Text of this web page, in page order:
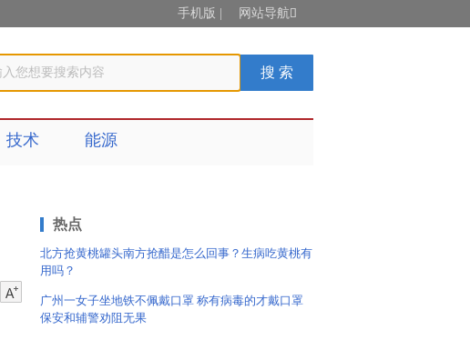
手机版 网站导航
技术 能源
热点
北方抢黄桃罐头南方抢醋是怎么回事？生病吃黄桃有
用吗？
广州一女子坐地铁不佩戴口罩 称有病毒的才戴口罩
保安和辅警劝阻无果